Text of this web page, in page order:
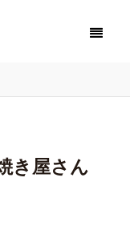
き屋さん